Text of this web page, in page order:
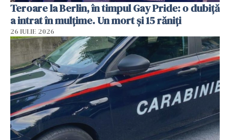
Teroare la Berlin, în timpul Gay Pride: o dubiță
a intrat în mulțime. Un mort și 15 răniți
26 IULIE 2026